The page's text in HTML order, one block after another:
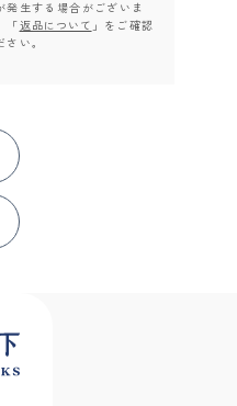
発生する場合がございま
「返品について 」をご確認
さい。